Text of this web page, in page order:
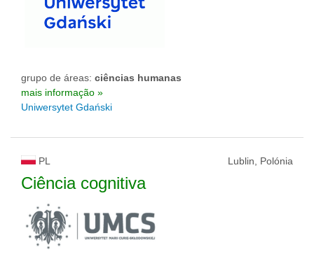
grupo de áreas: ciências humanas
mais informação »
Uniwersytet Gdański
PL Lublin, Polónia
Ciência cognitiva